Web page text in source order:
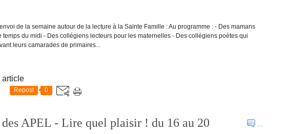
de la semaine autour de la lecture à la Sainte Famille : Au programme : - Des mamans
temps du midi - Des collégiens lecteurs pour les maternelles - Des collégiens poètes qui
leurs camarades de primaires...
article
Repost 0
…
des APEL - Lire quel plaisir ! du 16 au 20